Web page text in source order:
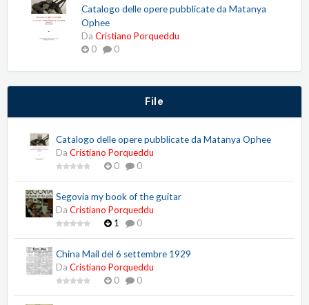
Catalogo delle opere pubblicate da Matanya
Ophee
Da Cristiano Porqueddu
0
0
File
Catalogo delle opere pubblicate da Matanya Ophee
Da Cristiano Porqueddu
0
0
Segovia my book of the guitar
Da Cristiano Porqueddu
1
0
China Mail del 6 settembre 1929
Da Cristiano Porqueddu
0
0